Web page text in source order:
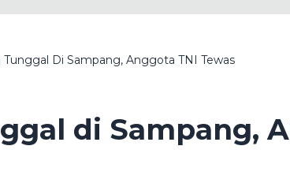
Tunggal Di Sampang, Anggota TNI Tewas
di Sampang,